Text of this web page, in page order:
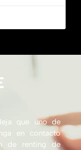
que uno de
en contacto
de renting de